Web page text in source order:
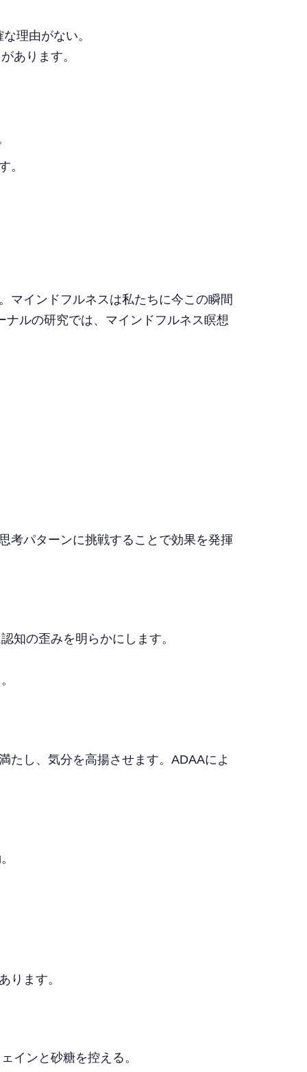
理由がない。
あります。
。
マインドフルネスは私たちに今この瞬間
ルの研究では、マインドフルネス瞑想
考パターンに挑戦することで効果を発揮
知の歪みを明らかにします。
たし、気分を高揚させます。ADAAによ
ります。
インと砂糖を控える。